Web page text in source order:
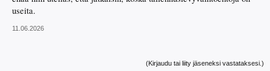
useita.
11.06.2026
(Kirjaudu tai liity jäseneksi vastataksesi.)